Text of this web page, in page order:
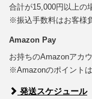
合計が15,000円以上の
※振込手数料はお客様
Amazon Pay
お持ちのAmazonアカ
※Amazonのポイント
発送スケジュール